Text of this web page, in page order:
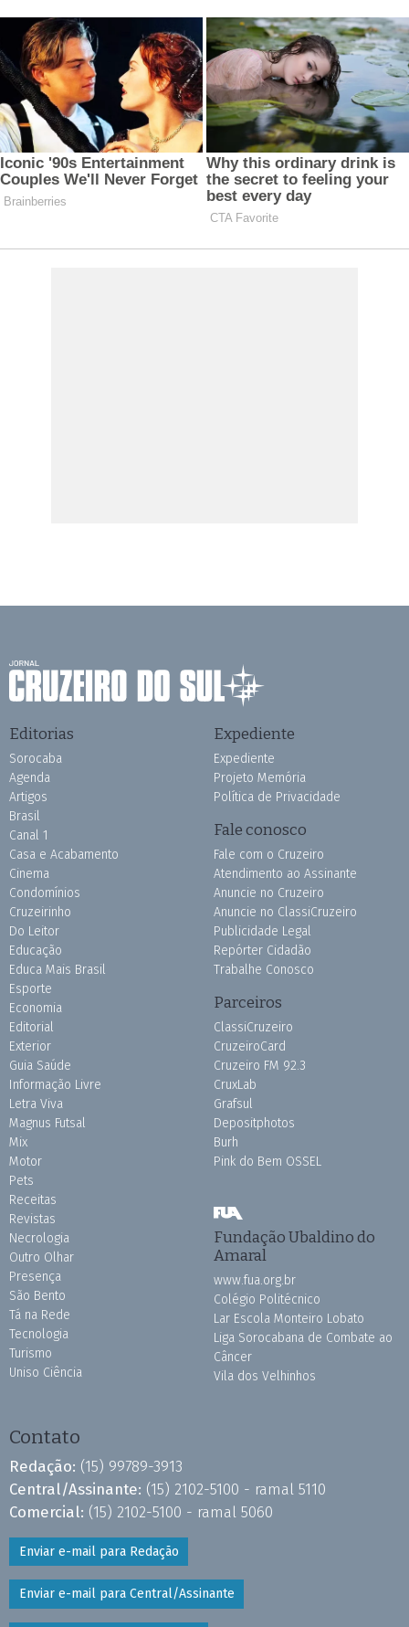
Editorias
Sorocaba
Agenda
Artigos
Brasil
Canal 1
Casa e Acabamento
Cinema
Condomínios
Cruzeirinho
Do Leitor
Educação
Educa Mais Brasil
Esporte
Economia
Editorial
Exterior
Guia Saúde
Informação Livre
Letra Viva
Magnus Futsal
Mix
Motor
Pets
Receitas
Revistas
Necrologia
Outro Olhar
Presença
São Bento
Tá na Rede
Tecnologia
Turismo
Uniso Ciência
Expediente
Expediente
Projeto Memória
Política de Privacidade
Fale conosco
Fale com o Cruzeiro
Atendimento ao Assinante
Anuncie no Cruzeiro
Anuncie no ClassiCruzeiro
Publicidade Legal
Repórter Cidadão
Trabalhe Conosco
Parceiros
ClassiCruzeiro
CruzeiroCard
Cruzeiro FM 92.3
CruxLab
Grafsul
Depositphotos
Burh
Pink do Bem OSSEL
Fundação Ubaldino do
Amaral
www.fua.org.br
Colégio Politécnico
Lar Escola Monteiro Lobato
Liga Sorocabana de Combate ao
Câncer
Vila dos Velhinhos
Contato
Redação: (15) 99789-3913
Central/Assinante: (15) 2102-5100 - ramal 5110
Comercial: (15) 2102-5100 - ramal 5060
Enviar e-mail para Redação
Enviar e-mail para Central/Assinante